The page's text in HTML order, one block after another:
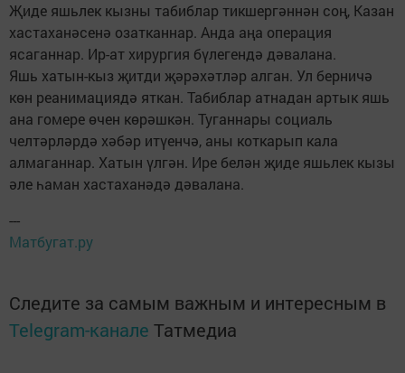
Җиде яшьлек кызны табиблар тикшергәннән соң, Казан
хастаханәсенә озатканнар. Анда аңа операция
ясаганнар. Ир-ат хирургия бүлегендә дәвалана.
Яшь хатын-кыз җитди җәрәхәтләр алган. Ул берничә
көн реанимациядә яткан. Табиблар атнадан артык яшь
ана гомере өчен көрәшкән. Туганнары социаль
челтәрләрдә хәбәр итүенчә, аны коткарып кала
алмаганнар. Хатын үлгән. Ире белән җиде яшьлек кызы
әле һаман хастаханәдә дәвалана.
---
Матбугат.ру
Следите за самым важным и интересным в
Telegram-канале Татмедиа